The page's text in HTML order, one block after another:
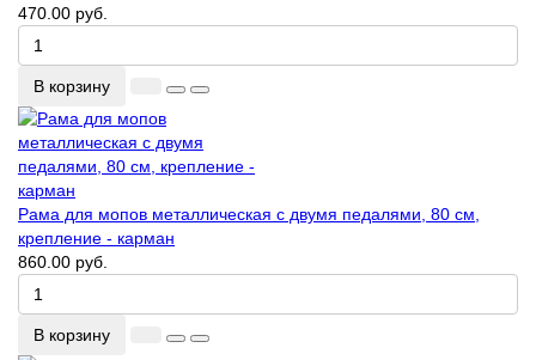
470.00 руб.
В корзину
Рама для мопов металлическая с двумя педалями, 80 см,
крепление - карман
860.00 руб.
В корзину